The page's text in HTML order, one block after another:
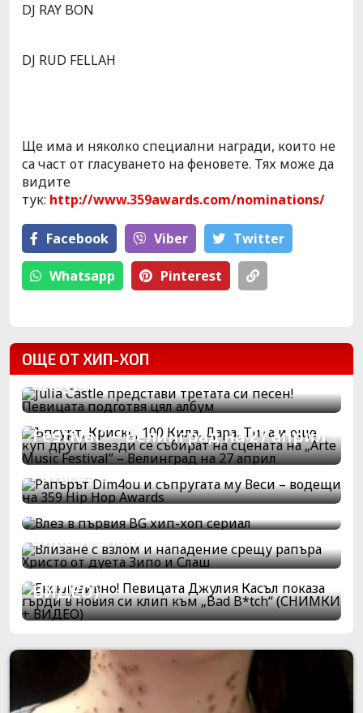
DJ RAY BON
DJ RUD FELLAH
Ще има и няколко специални награди, които не
са част от гласуването на феновете. Тях може да
видите
тук: http://www.359awards.com/nominations/
Facebook Viber Тwitter
Whatsapp Pinterest
ОЩЕ ОТ ХИП-ХОП
песен! Певицата подготвя цял
албум
Ъпсурт, Криско, 100 Кила, Дара,
Тита и още куп други звезди се
събират на сцената на „Arte Music
Festival” – Велинград на 27 април
Рапърът Dim4ou и съпругата му
Веси – водещи на 359 Hip Hop
Awards
Влез в първия BG хип-хоп сериал
Влизане с взлом и нападение
срещу рапъра Христо от дуета
Зипо и Слаш
Ексклузивно! Певицата Джулия
Касъл показа гърди в новия си
клип към „Bad B*tch“ (СНИМКИ +
ВИДЕО)